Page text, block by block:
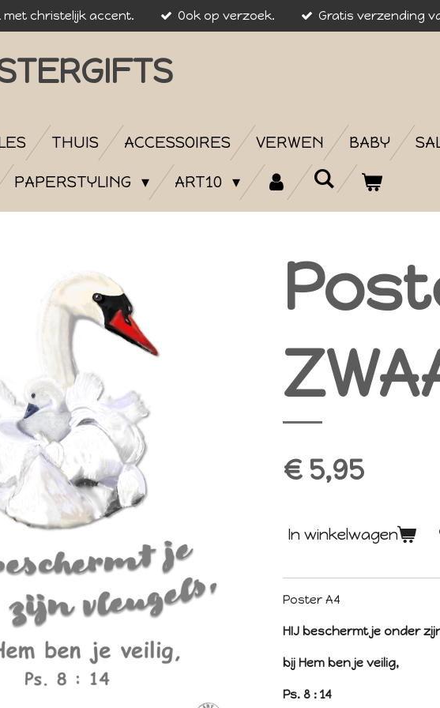
met christelijk accent. Ook op verzoek. Gratis verzending
THUIS ACCESSOIRES VERWEN BABY
PAPERSTYLING ART10
€ 5,95
In winkelwagen
Poster A4
HIJ beschermt je onder
bij Hem ben je veilig,
Ps. 8 : 14